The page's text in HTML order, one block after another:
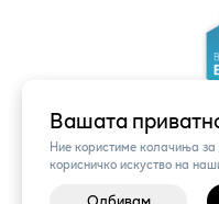
Вашата
Ние користиме колачиња
корисничко искуство на